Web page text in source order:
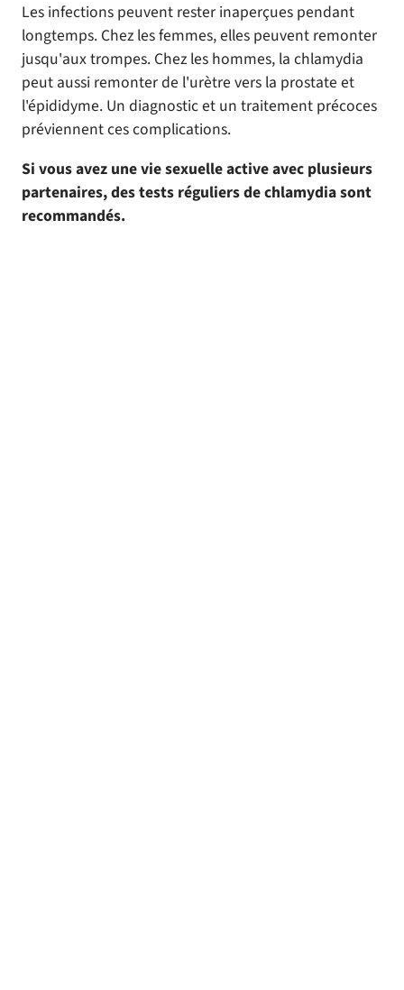
Les infections peuvent rester inaperçues pendant
longtemps. Chez les femmes, elles peuvent remonter
jusqu'aux trompes. Chez les hommes, la chlamydia
peut aussi remonter de l'urètre vers la prostate et
l'épididyme. Un diagnostic et un traitement précoces
préviennent ces complications.
Si vous avez une vie sexuelle active avec plusieurs
partenaires, des tests réguliers de chlamydia sont
recommandés.